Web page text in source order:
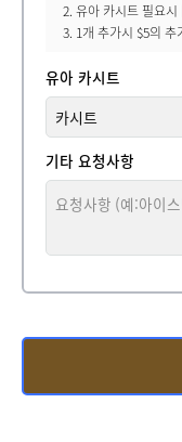
2. 유아 카시트 필요
3. 1개 추가시 $5의
유아 카시트
기타 요청사항